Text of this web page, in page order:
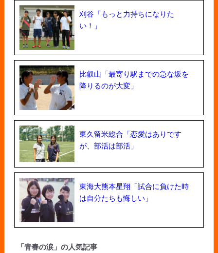
刈谷「もっと力持ちになりた
い！」
比叡山「最寄り駅までの急な坂を
降りるのが大変」
東久留米総合「恋愛はありです
が、部活は部活」
東海大熊本星翔「試合に負けた時
は自分たちも悔しい」
「青春の涙」の人気記事